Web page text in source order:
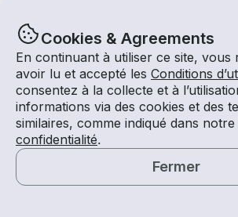
Cookies & Agreements
En continuant à utiliser ce site, vous
avoir lu et accepté les Conditions
consentez à la collecte et à
informations via des cookies et des
similaires, comme indiqué dans notre
confidentialité.
Fermer
Carte
Sécurité
Expériences
Location de Bateaux
Location de Jet Ski
Location de bateaux à moteur